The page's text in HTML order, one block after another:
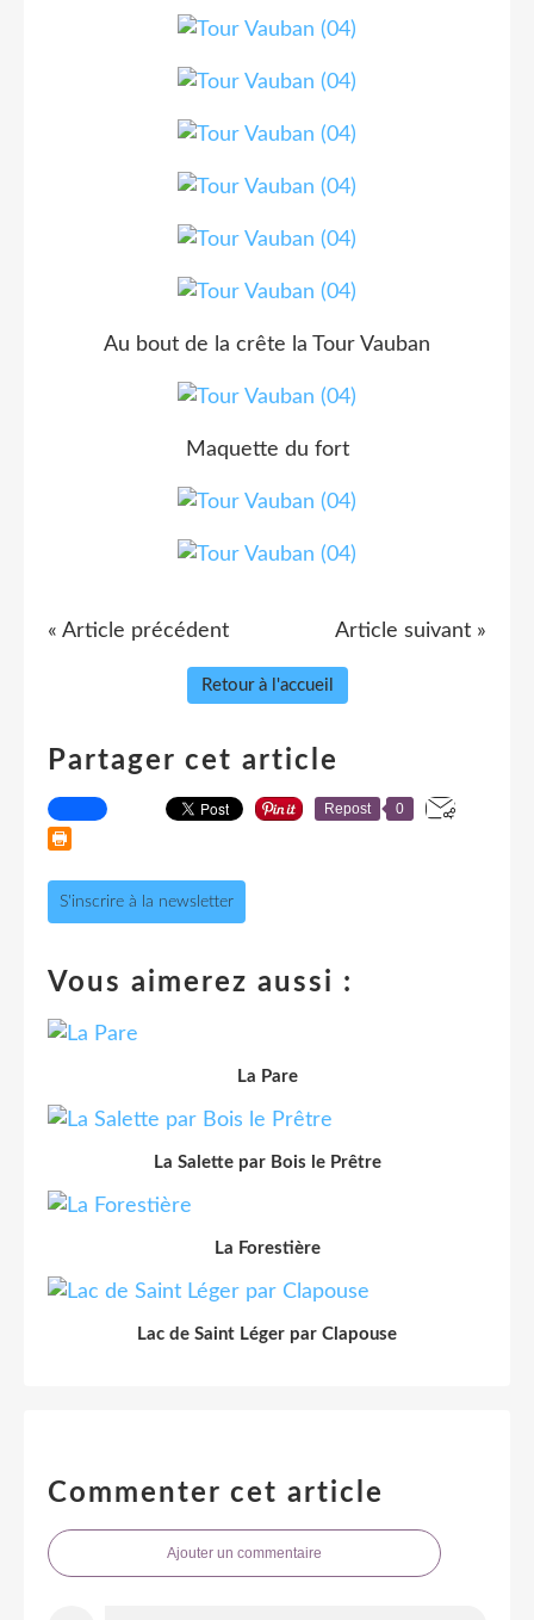
Au bout de la crête la Tour Vauban
Maquette du fort
« Article précédent Article suivant »
Retour à l'accueil
Partager cet article
Repost 0
S'inscrire à la newsletter
Vous aimerez aussi :
La Pare
La Salette par Bois le Prêtre
La Forestière
Lac de Saint Léger par Clapouse
Commenter cet article
Ajouter un commentaire